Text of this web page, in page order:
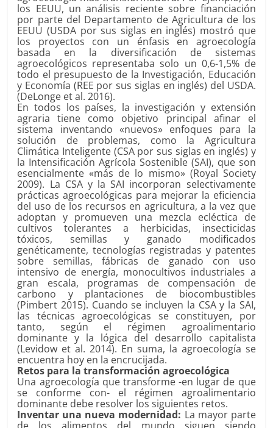
los EEUU, un análisis reciente sobre financiación
por parte del Departamento de Agricultura de los
EEUU (USDA por sus siglas en inglés) mostró que
los proyectos con un énfasis en agroecología
basada en la diversificación de sistemas
agroecológicos representaba solo un 0,6-1,5% de
todo el presupuesto de la Investigación, Educación
y Economía (REE por sus siglas en inglés) del USDA.
(DeLonge et al. 2016).
En todos los países, la investigación y extensión
agraria tiene como objetivo principal afinar el
sistema inventando «nuevos» enfoques para la
solución de problemas, como la Agricultura
Climática Inteligente (CSA por sus siglas en inglés) y
la Intensificación Agrícola Sostenible (SAI), que son
esencialmente «más de lo mismo» (Royal Society
2009). La CSA y la SAI incorporan selectivamente
prácticas agroecológicas para mejorar la eficiencia
del uso de los recursos en agricultura, a la vez que
adoptan y promueven una mezcla ecléctica de
cultivos tolerantes a herbicidas, insecticidas
tóxicos, semillas y ganado modificados
genéticamente, tecnologías registradas y patentes
sobre semillas, fábricas de ganado con uso
intensivo de energía, monocultivos industriales a
gran escala, programas de compensación de
carbono y plantaciones de biocombustibles
(Pimbert 2015). Cuando se incluyen la CSA y la SAI,
las técnicas agroecológicas se constituyen, por
tanto, según el régimen agroalimentario
dominante y la lógica del desarrollo capitalista
(Levidow et al. 2014). En suma, la agroecología se
encuentra hoy en la encrucijada.
Retos para la transformación agroecológica
Una agroecología que transforme -en lugar de que
se conforme con- el régimen agroalimentario
dominante debe resolver los siguientes retos.
Inventar una nueva modernidad: La mayor parte